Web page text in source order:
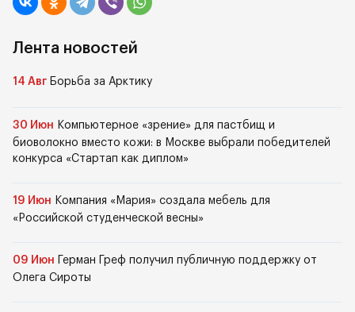
Лента новостей
14 Авг Борьба за Арктику
30 Июн Компьютерное «зрение» для пастбищ и
биоволокно вместо кожи: в Москве выбрали победителей
конкурса «Стартап как диплом»
19 Июн Компания «Мария» создала мебель для
«Российской студенческой весны»
09 Июн
Герман Греф получил публичную поддержку от
Олега Сироты